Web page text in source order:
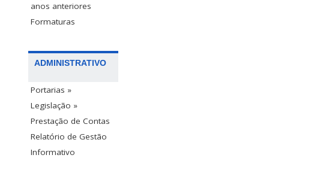
anos anteriores
Formaturas
ADMINISTRATIVO
Portarias »
Legislação »
Prestação de Contas
Relatório de Gestão
Informativo